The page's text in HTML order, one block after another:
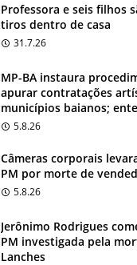
Professora e seis filhos
tiros dentro de casa
31.7.26
MP-BA instaura
apurar contratações
municípios baianos;
5.8.26
Câmeras corporais
PM por morte de
5.8.26
Jerônimo Rodrigues
PM investigada pela
Lanches